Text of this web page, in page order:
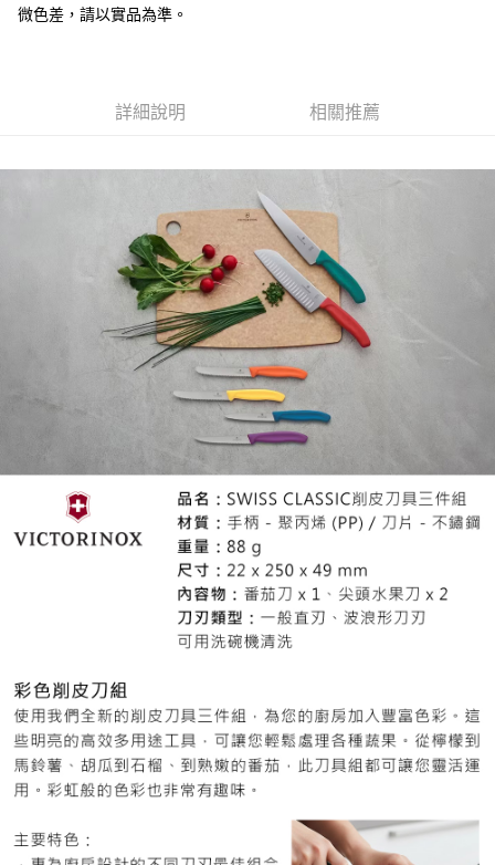
購買商品的店家。未經商家同意取消之訂單仍視為有效，需透過AFTEE先享
易，需依本服務之必要範圍內提供個人資料，並將交易相關給付款項請求債
２．關於個人資料處理事宜，請瀏覽以下網址：
https://aftee.tw/terms/#terms3
３．未成年的使用者請事先徵得法定代理人或監護人之同意方可使用
「AFTEE先享後付」，若未經同意申辦者引起之損失，本公司不負相關責
４．使用「AFTEE先享後付」時，將依據個別帳號之用戶狀況，依本公司即
時審查核予不同之上限額度；若仍有額度不足之情形，本公司將視審查結果
請求用戶進行身份認證。
５．嚴禁一人註冊多個帳號或使用他人資訊註冊。若發現惡意使用之情形，
恩沛科技股份有限公司將有權停止該用戶之使用額度並採取法律行動。
付款後門市自取
貨到付款
每筆NT$130，滿NT$3,000(含以上)免運費
微色差，請以實品為準。
詳細說明 相關推薦